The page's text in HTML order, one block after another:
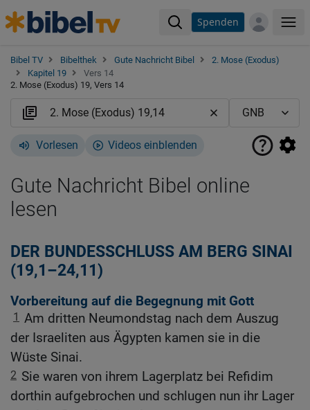
Spenden
Bibel TV Bibelthek Gute Nachricht Bibel
2. Mose (Exodus)
Kapitel 19
Vers 14
2. Mose (Exodus) 19, Vers 14
Vorlesen Videos einblenden
Gute Nachricht Bibel online
lesen
DER BUNDESSCHLUSS AM BERG SINAI
(19,1–24,11)
Vorbereitung auf die Begegnung mit Gott
1 Am dritten Neumondstag nach dem Auszug
der Israeliten aus Ägypten kamen sie in die
Wüste Sinai.
2 Sie waren von ihrem Lagerplatz bei Refidim
dorthin aufgebrochen und schlugen nun ihr Lager